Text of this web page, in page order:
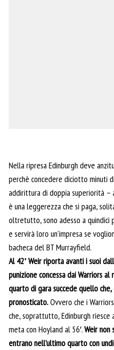
Nella ripresa Edinburgh deve
perchè concedere diciotto minuti
addirittura di doppia superiorità –
è una leggerezza che si paga,
oltretutto, sono adesso a quindici
e servirà loro un’impresa se
bacheca del BT Murrayfield.
Al 42′ Weir riporta avanti i suoi
punizione concessa dai Warriors
quarto di gara succede quello che,
pronosticato.Ovvero che i
che, soprattutto, Edinburgh
meta con Hoyland al 56′.Weir non
entrano nell’ultimo quarto con